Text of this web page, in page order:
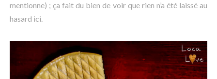
mentionne) ; ça fait du bien de voir que rien n’a été laissé au
hasard ici.